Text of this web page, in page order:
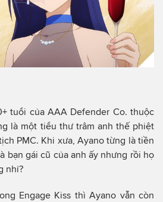
tuổi của AAA Defender Co. thuộc
là một tiểu thư trâm anh thế phiệt
PMC. Khi xưa, Ayano từng là tiền
bạn gái cũ của anh ấy nhưng rồi họ
nhỉ?
Engage Kiss thì Ayano vẫn còn